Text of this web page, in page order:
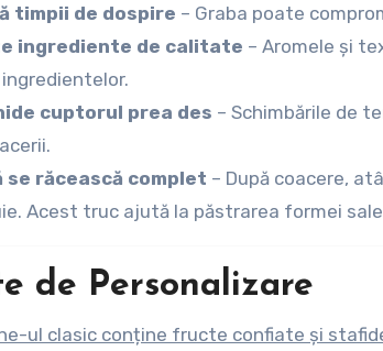
timpii de dospire – Graba poate
ingrediente de calitate – Aromele și
cuptorul prea des – Schimbările de
se răcească complet – După coacere,
Acest truc ajută la păstrarea formei
de Personalizare
ul clasic conține fructe confiate și